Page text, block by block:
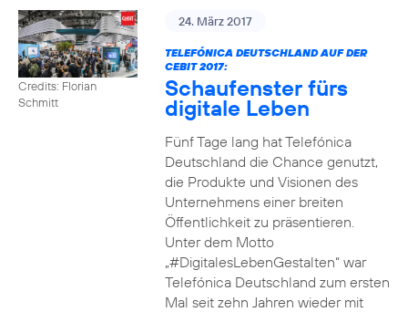
Credits: Florian
Schmitt
24. März 2017
TELEFÓNICA DEUTSCHLAND AUF DER
CEBIT 2017:
Schaufenster fürs
digitale Leben
Fünf Tage lang hat Telefónica
Deutschland die Chance genutzt,
die Produkte und Visionen des
Unternehmens einer breiten
Öffentlichkeit zu präsentieren.
Unter dem Motto
„#DigitalesLebenGestalten“ war
Telefónica Deutschland zum ersten
Mal seit zehn Jahren wieder mit